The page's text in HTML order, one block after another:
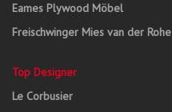
Eames Plywood Möbel
Freischwinger Mies van der Rohe
Top Designer
Le Corbusier